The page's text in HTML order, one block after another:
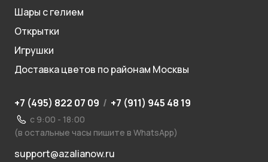
Шары с гелием
Открытки
Игрушки
Доставка цветов по районам Москвы
+7 (495) 822 07 09 / +7 (911) 945 48 19
с 9:00 - 18:00
(в остальные часы пишите в WhatsApp)
support@azalianow.ru